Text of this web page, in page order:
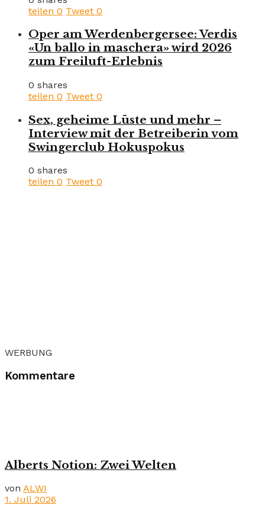
teilen 0 Tweet 0
Oper am Werdenbergersee: Verdis
«Un ballo in maschera» wird 2026
zum Freiluft-Erlebnis
0 shares
teilen 0 Tweet 0
Sex, geheime Lüste und mehr –
Interview mit der Betreiberin vom
Swingerclub Hokuspokus
0 shares
teilen 0 Tweet 0
WERBUNG
Kommentare
Alberts Notion: Zwei Welten
von ALWI
1. Juli 2026